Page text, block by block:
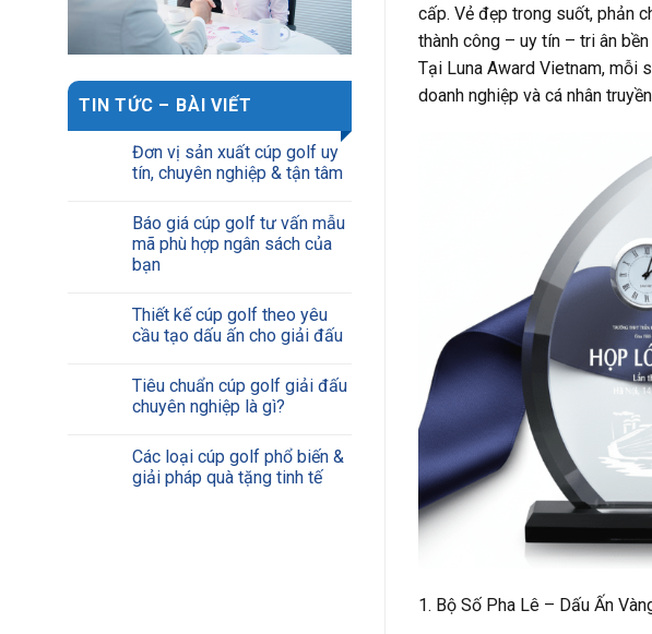
TIN TỨC – BÀI VIẾT
Đơn vị sản xuất cúp golf uy
tín, chuyên nghiệp & tận tâm
Báo giá cúp golf tư vấn mẫu
mã phù hợp ngân sách của
bạn
Thiết kế cúp golf theo yêu
cầu tạo dấu ấn cho giải đấu
Tiêu chuẩn cúp golf giải đấu
chuyên nghiệp là gì?
Các loại cúp golf phổ biến &
giải pháp quà tặng tinh tế
cấp. Vẻ đẹp trong suốt, phản
thành công – uy tín – tri ân
Tại Luna Award Vietnam, mỗi
doanh nghiệp và cá nhân
1. Bộ Số Pha Lê – Dấu Ấn